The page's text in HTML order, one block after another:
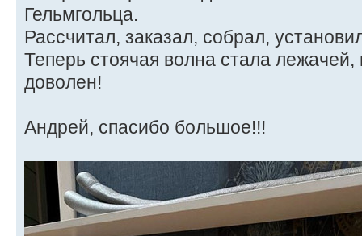
Гельмгольца.
Рассчитал, заказал, собрал,
Теперь стоячая волна стала
доволен!
Андрей, спасибо большое!!!